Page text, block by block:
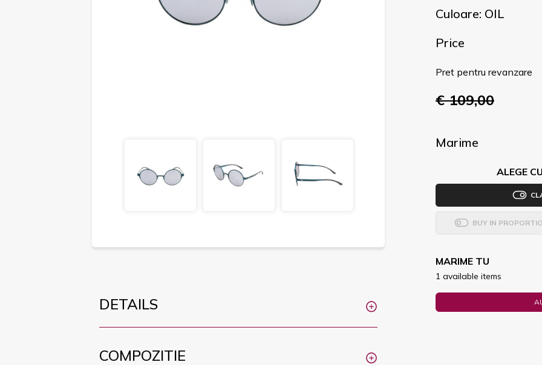
DETAILS
COMPOZITIE
Culoare: OIL
Price
Pret pentru revanzare
€ 109,00
Marime
ALEGE
BUY IN
MARIME TU
1 available items